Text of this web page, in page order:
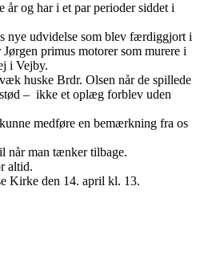
og har i et par perioder siddet i
nye udvidelse som blev færdiggjort i
primus motorer som murere i
i Vejby.
huske Brdr. Olsen når de spillede
– ikke et oplæg forblev uden
medføre en bemærkning fra os
når man tænker tilbage.
altid.
Kirke den 14. april kl. 13.